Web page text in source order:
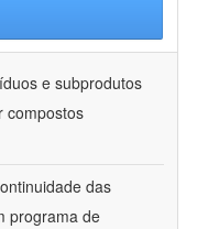
e subprodutos
compostos
das
programa de